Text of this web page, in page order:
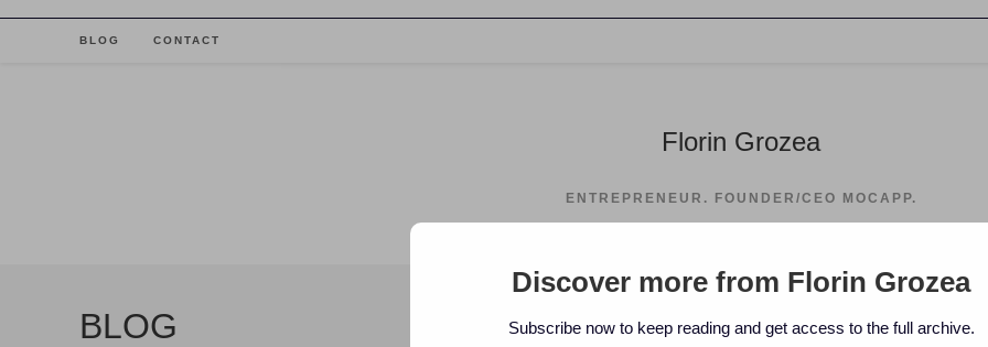
BLOG CONTACT
Florin Grozea
ENTREPRENEUR. FOUNDER/CEO MOCAPP.
BLOG > >
Discover more from Florin Grozea
Subscribe now to keep reading and get access to the full archive.